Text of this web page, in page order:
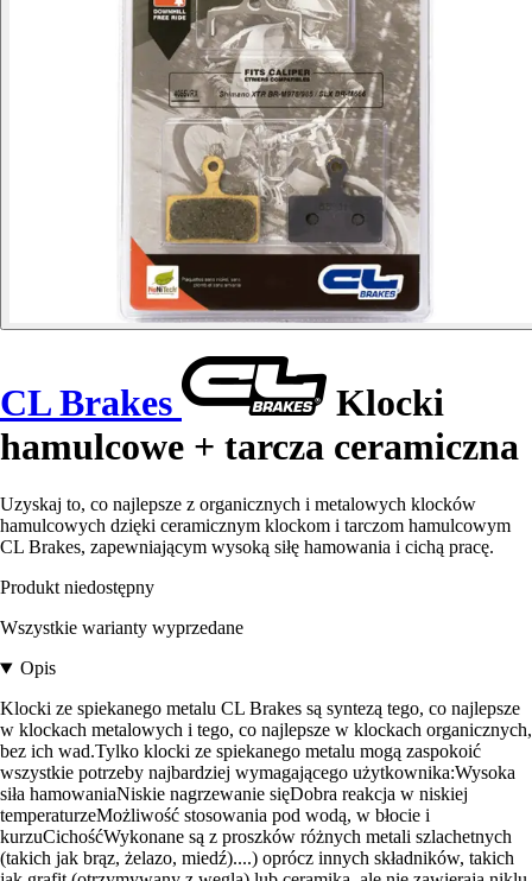
CL Brakes
Klocki
hamulcowe + tarcza ceramiczna
Uzyskaj to, co najlepsze z organicznych i metalowych klocków
hamulcowych dzięki ceramicznym klockom i tarczom hamulcowym
CL Brakes, zapewniającym wysoką siłę hamowania i cichą pracę.
Produkt niedostępny
Wszystkie warianty wyprzedane
Opis
Klocki ze spiekanego metalu CL Brakes są syntezą tego, co najlepsze
w klockach metalowych i tego, co najlepsze w klockach organicznych,
bez ich wad.Tylko klocki ze spiekanego metalu mogą zaspokoić
wszystkie potrzeby najbardziej wymagającego użytkownika:Wysoka
siła hamowaniaNiskie nagrzewanie sięDobra reakcja w niskiej
temperaturzeMożliwość stosowania pod wodą, w błocie i
kurzuCichośćWykonane są z proszków różnych metali szlachetnych
(takich jak brąz, żelazo, miedź)....) oprócz innych składników, takich